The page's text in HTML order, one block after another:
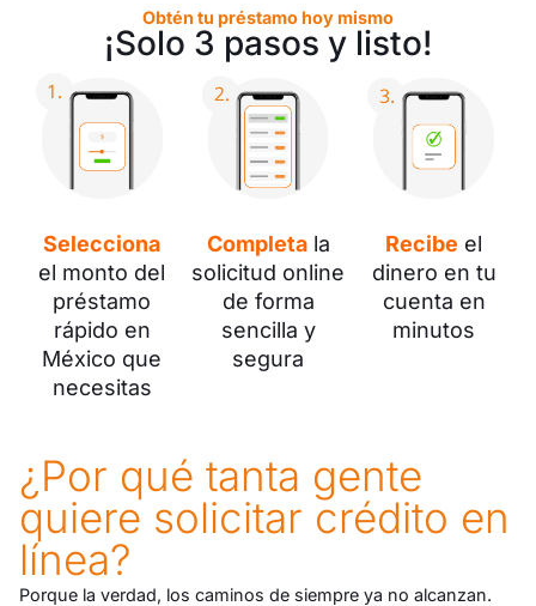
Obtén tu préstamo hoy mismo
¡Solo 3 pasos y listo!
Selecciona
el monto del
préstamo
rápido en
México que
necesitas
Completa la
solicitud online
de forma
sencilla y
segura
Recibe el
dinero en tu
cuenta en
minutos
¿Por qué tanta gente
quiere solicitar crédito en
línea?
Porque la verdad, los caminos de siempre ya no alcanzan.